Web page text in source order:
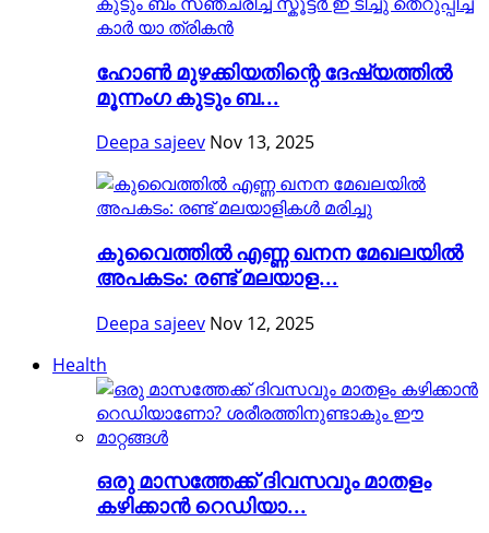
ഹോൺ മുഴക്കിയതിന്റെ ദേഷ്യത്തിൽ
മൂന്നംഗ കുടും ബ...
Deepa sajeev Nov 13, 2025
കുവൈത്തിൽ എണ്ണ ഖനന മേഖലയിൽ
അപകടം: രണ്ട് മലയാള...
Deepa sajeev Nov 12, 2025
Health
ഒരു മാസത്തേക്ക് ദിവസവും മാതളം
കഴിക്കാൻ റെഡിയാ...